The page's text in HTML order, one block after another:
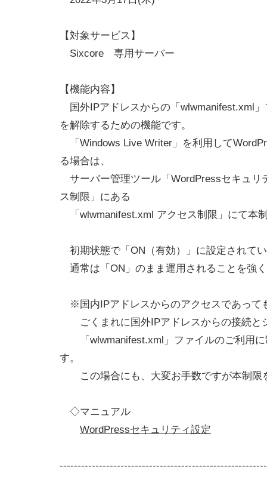
【対象サービス】
Sixcore 専用サーバー
【機能内容】
国外IPアドレスからの「wlwmanifest.xml
を解除するための機能です。
「Windows Live Writer」を利用して
る場合は、
サーバー管理ツール「WordPressセキュリ
ス制限」にある
「wlwmanifest.xml アクセス制限」にて本
初期状態で「ON（有効）」に設定されて
通常は「ON」のまま運用されることを強
※国内IPアドレスからのアクセスであって
ごくまれに国外IPアドレスからの接続と
「wlwmanifest.xml」ファイルのご利用に
す。
この場合にも、大変お手数ですが本制限
◇マニュアル
WordPressセキュリティ設定